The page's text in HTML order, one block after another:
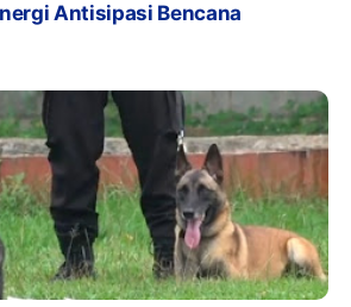
Antisipasi Bencana